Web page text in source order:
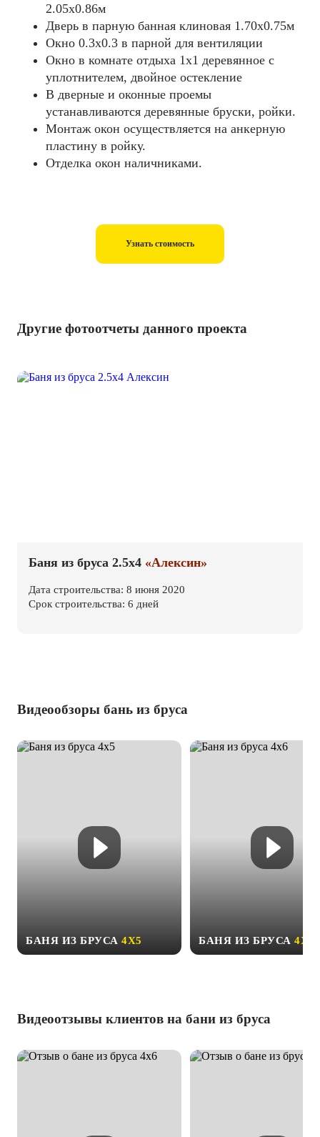
2.05х0.86м
Дверь в парную банная клиновая 1.70х0.75м
Окно 0.3х0.3 в парной для вентиляции
Окно в комнате отдыха 1х1 деревянное с
уплотнителем, двойное остекление
В дверные и оконные проемы
устанавливаются деревянные бруски, ройки.
Монтаж окон осуществляется на анкерную
пластину в ройку.
Отделка окон наличниками.
Узнать стоимость
Другие фотоотчеты данного проекта
Баня из бруса 2.5х4 «Алексин»
Дата строительства: 8 июня 2020
Срок строительства: 6 дней
Видеообзоры бань из бруса
БАНЯ ИЗ БРУСА 4Х5 БАНЯ ИЗ БРУСА 4Х6
Видеоотзывы клиентов на бани из бруса